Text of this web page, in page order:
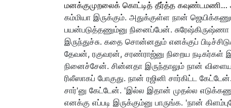
மனக்குமுறலைக் கொட்டித் தீர்த்த கவுண்டமணி…
கம்மியா இருக்கும். அதுக்குள்ள நான்
பயன்படுத்தணும்னு நினைப்பேன்.
இருந்துச்சு. கதை சொன்னதும் எனக்குப்
தேவன், ரகுவரன், சரண்ராஜ்னு நிறைய
நினைச்சேன். சின்னதா இருந்தாலும் நான்
ரிலீஸாகப் போகுது. நான் ரஜினி சார்கிட்ட
சார்'னு கேட்டேன். 'இல்ல இதான் முதல்ல
எனக்கு எப்படி இருக்கும்னு பாருங்க. 'நான்